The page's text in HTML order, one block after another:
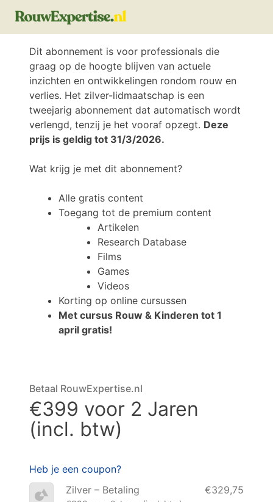
Dit abonnement is voor professionals die
graag op de hoogte blijven van actuele
inzichten en ontwikkelingen rondom rouw en
verlies. Het zilver-lidmaatschap is een
tweejarig abonnement dat automatisch wordt
verlengd, tenzij je het vooraf opzegt. Deze
prijs is geldig tot 31/3/2026.
Wat krijg je met dit abonnement?
Alle gratis content
Toegang tot de premium content
Artikelen
Research Database
Films
Games
Videos
Korting op online cursussen
Met cursus Rouw & Kinderen tot 1
april gratis!
Betaal RouwExpertise.nl
€399 voor 2 Jaren
(incl. btw)
Heb je een coupon?
Zilver – Betaling
€329,75